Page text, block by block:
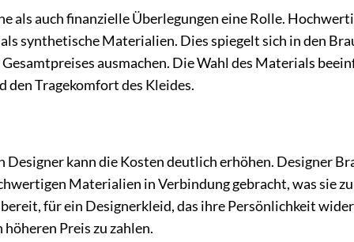
als auch finanzielle Überlegungen eine Rolle.
synthetische Materialien. Dies spiegelt sich in den
ausmachen. Die Wahl des Materials
den Tragekomfort des Kleides.
kann die Kosten deutlich erhöhen. Designer
Materialien in Verbindung gebracht, was sie
für ein Designerkleid, das ihre Persönlichkeit
Preis zu zahlen.